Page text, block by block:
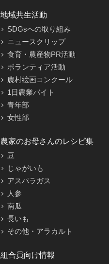
地域共生活動
SDGsへの取り組み
ニュースクリップ
食育・農産物PR活動
ボランティア活動
農村絵画コンクール
1日農業バイト
青年部
女性部
農家のお母さんのレシピ集
豆
じゃがいも
アスパラガス
人参
南瓜
長いも
その他・アラカルト
組合員向け情報